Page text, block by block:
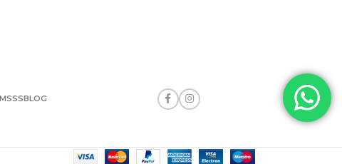
SSSBLOG